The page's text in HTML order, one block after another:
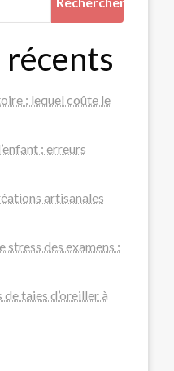
: lequel coûte le
: erreurs
artisanales
stress des examens :
taies d’oreiller à